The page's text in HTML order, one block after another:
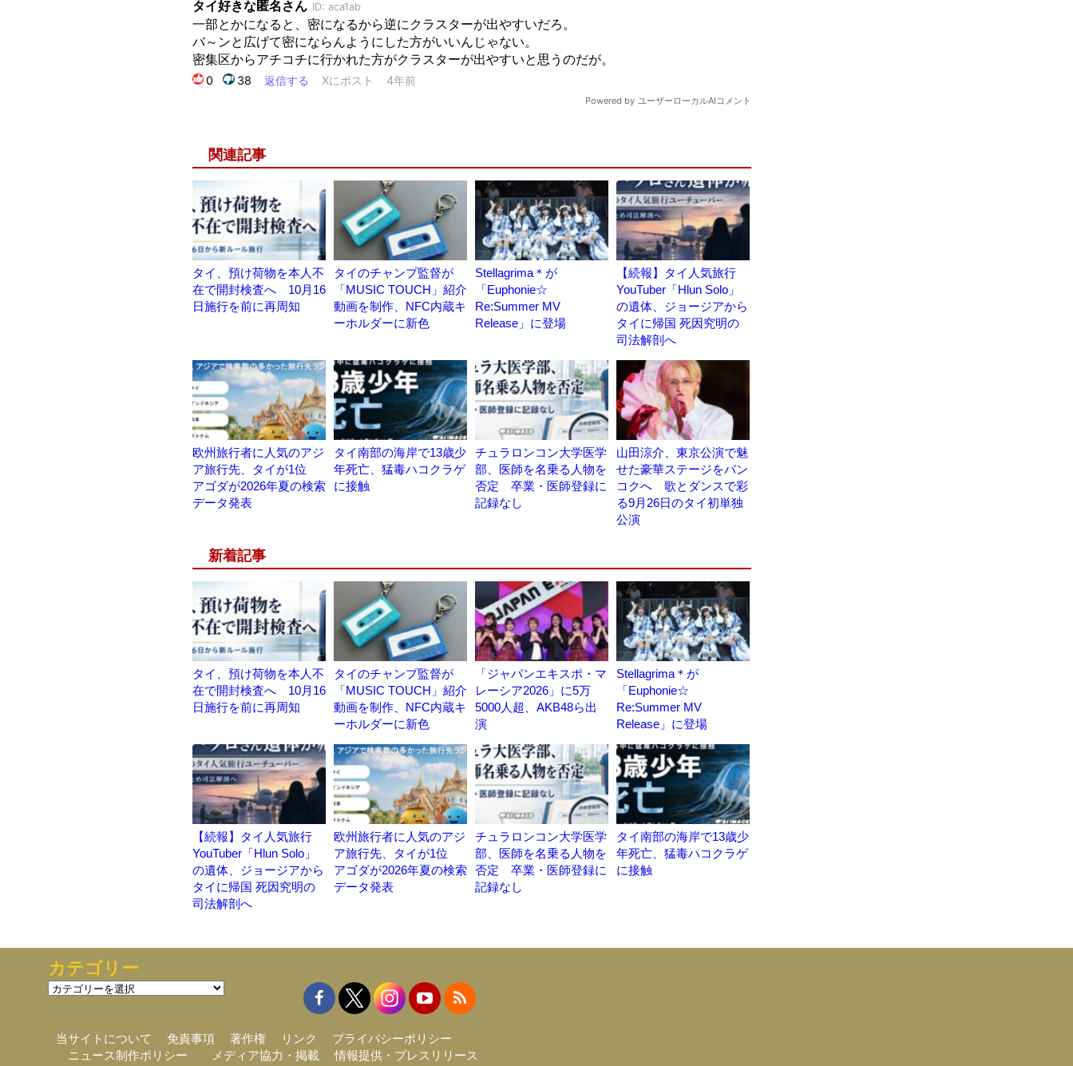
関連記事
タイ、預け荷物を本人不
在で開封検査へ 10月16
日施行を前に再周知
タイのチャンプ監督が
「MUSIC TOUCH」紹介
動画を制作、NFC内蔵キ
ーホルダーに新色
Stellagrima＊が
「Euphonie☆
Re:Summer MV
Release」に登場
【続報】タイ人気旅行
YouTuber「Hlun Solo」
の遺体、ジョージアから
タイに帰国 死因究明の
司法解剖へ
欧州旅行者に人気のアジ
ア旅行先、タイが1位
アゴダが2026年夏の検索
データ発表
タイ南部の海岸で13歳少
年死亡、猛毒ハコクラゲ
に接触
チュラロンコン大学医学
部、医師を名乗る人物を
否定 卒業・医師登録に
記録なし
山田涼介、東京公演で魅
せた豪華ステージをバン
コクへ 歌とダンスで彩
る9月26日のタイ初単独
公演
新着記事
タイ、預け荷物を本人不
在で開封検査へ 10月16
日施行を前に再周知
タイのチャンプ監督が
「MUSIC TOUCH」紹介
動画を制作、NFC内蔵キ
ーホルダーに新色
「ジャパンエキスポ・マ
レーシア2026」に5万
5000人超、AKB48ら出
演
Stellagrima＊が
「Euphonie☆
Re:Summer MV
Release」に登場
【続報】タイ人気旅行
YouTuber「Hlun Solo」
の遺体、ジョージアから
タイに帰国 死因究明の
司法解剖へ
欧州旅行者に人気のアジ
ア旅行先、タイが1位
アゴダが2026年夏の検索
データ発表
チュラロンコン大学医学
部、医師を名乗る人物を
否定 卒業・医師登録に
記録なし
タイ南部の海岸で13歳少
年死亡、猛毒ハコクラゲ
に接触
カテゴリー
カ
リ当サイトについて 免責事項 著作権 リンク
プライバシーポリシー
ニュース制作ポリシー
メディア協力・掲載
情報提供・プレスリリース